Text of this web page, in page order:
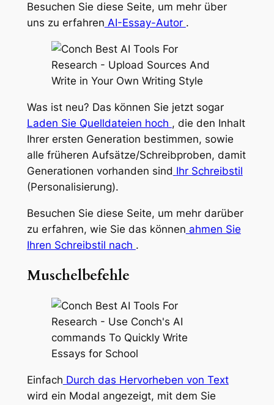
Besuchen Sie diese Seite, um mehr über
uns zu erfahren AI-Essay-Autor .
Was ist neu? Das können Sie jetzt sogar
Laden Sie Quelldateien hoch , die den Inhalt
Ihrer ersten Generation bestimmen, sowie
alle früheren Aufsätze/Schreibproben, damit
Generationen vorhanden sind Ihr Schreibstil
(Personalisierung).
Besuchen Sie diese Seite, um mehr darüber
zu erfahren, wie Sie das können ahmen Sie
Ihren Schreibstil nach .
Muschelbefehle
Einfach Durch das Hervorheben von Text
wird ein Modal angezeigt, mit dem Sie